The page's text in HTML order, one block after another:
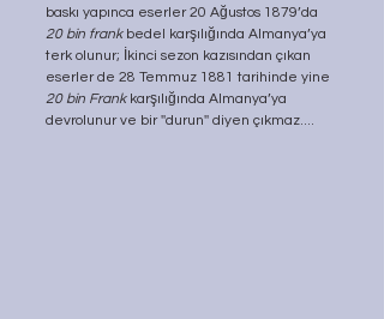
baskı yapınca eserler 20 Ağustos 1879’da
20 bin frank bedel karşılığında Almanya’ya
terk olunur; İkinci sezon kazısından çıkan
eserler de 28 Temmuz 1881 tarihinde yine
20 bin Frank karşılığında Almanya’ya
devrolunur ve bir ''durun'' diyen çıkmaz....